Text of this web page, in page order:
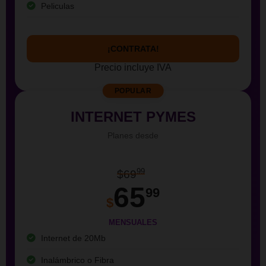
Peliculas
¡CONTRATA!
Precio incluye IVA
POPULAR
INTERNET PYMES
$6999
$6599
MENSUALES
Internet de 20Mb
Inalámbrico o Fibra